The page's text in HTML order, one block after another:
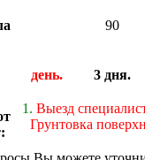
90
день. 3 дня.
1. Выезд
Грунтовка